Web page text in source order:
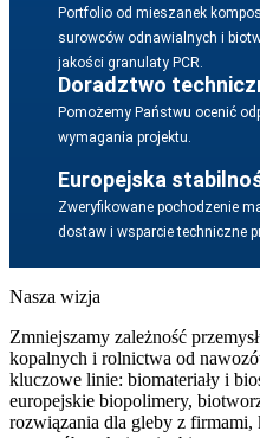
Portfolio od mieszanek
surowców odnawialnych i
jakości granulaty PCR.
Doradztwo
Pomożemy Państwu ocenić
wymagania projektu.
Europejska
Zweryfikowane pochodzenie
dostaw i wsparcie techniczne
Nasza wizja
Zmniejszamy zależność
kopalnych i rolnictwa od
kluczowe linie: biomateriały i
europejskie biopolimery,
rozwiązania dla gleby z